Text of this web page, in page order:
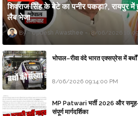
शिवराज सिंह के बेटे का पनीर पकड़ा?, रायपुर में
लैब भेजा
Updesh Awasthee 8/06/2026
भोपाल–रीवा वंदे भारत एक्सप्रेस में
8/06/2026 09:14:00 PM
MP Patwari भर्ती 2026 और
संपूर्ण मार्गदर्शिका